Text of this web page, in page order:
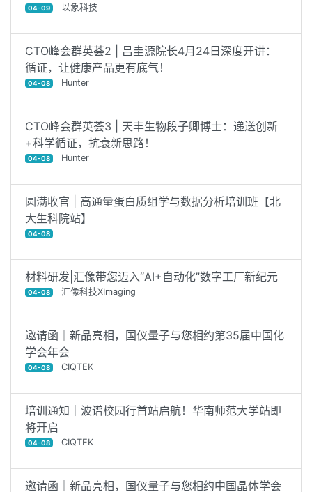
04-09 以象科技
CTO峰会群英荟2 | 吕圭源院长4月24日深度开讲：
循证，让健康产品更有底气！
04-08 Hunter
CTO峰会群英荟3 | 天丰生物段子卿博士：递送创新
+科学循证，抗衰新思路！
04-08 Hunter
圆满收官 | 高通量蛋白质组学与数据分析培训班【北
大生科院站】
04-08
材料研发|汇像带您迈入“AI+自动化”数字工厂新纪元
04-08 汇像科技XImaging
邀请函｜新品亮相，国仪量子与您相约第35届中国化
学会年会
04-08 CIQTEK
培训通知｜波谱校园行首站启航！华南师范大学站即
将开启
04-08 CIQTEK
邀请函｜新品亮相，国仪量子与您相约中国晶体学会